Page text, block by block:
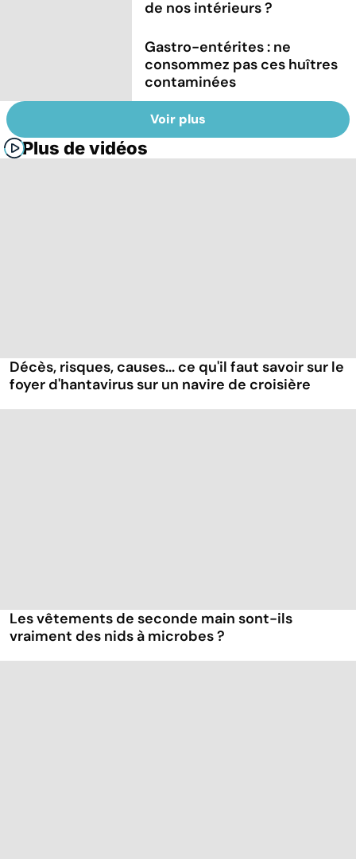
de nos intérieurs ?
Gastro-entérites : ne
consommez pas ces huîtres
contaminées
Voir plus
Plus de vidéos
Décès, risques, causes... ce qu'il faut savoir sur le
foyer d'hantavirus sur un navire de croisière
Les vêtements de seconde main sont-ils
vraiment des nids à microbes ?